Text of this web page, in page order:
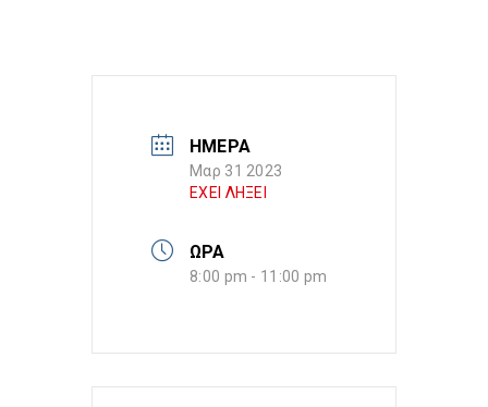
ΗΜΕΡΑ
Μαρ 31 2023
ΕΧΕΙ ΛΗΞΕΙ
ΩΡΑ
8:00 pm - 11:00 pm